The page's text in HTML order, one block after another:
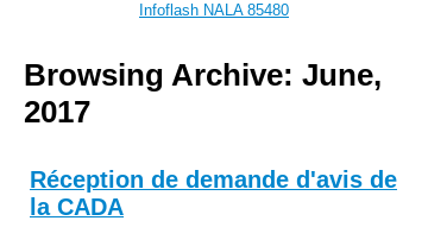
Infoflash NALA 85480
Browsing Archive: June,
2017
Réception de demande d'avis de
la CADA